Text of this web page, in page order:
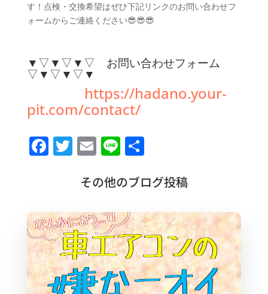
す！点検・交換希望はぜひ下記リンクのお問い合わせフ
ォームからご連絡ください😎😎😎
▼▽▼▽▼▽ お問い合わせフォーム
▽▼▽▼▽▼
https://hadano.your-
pit.com/contact/
F
b
o
o
k
T
it
r
E
ai
Li
e
共
その他のブログ投稿